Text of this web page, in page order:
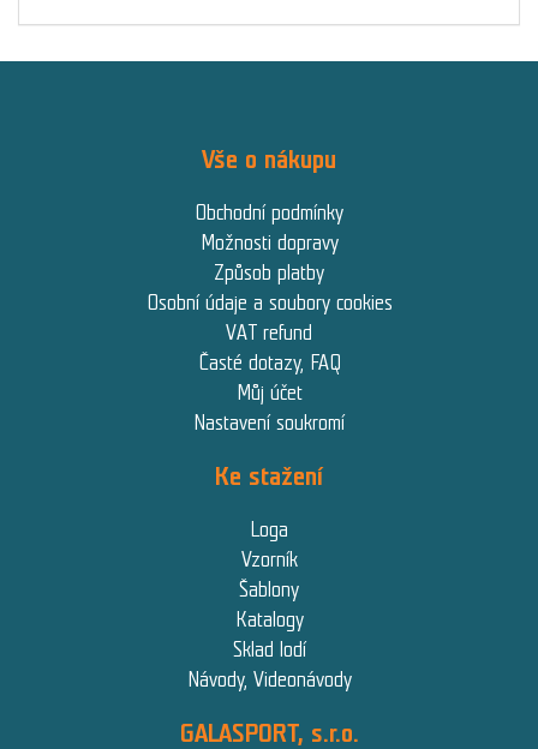
Vše o nákupu
Obchodní podmínky
Možnosti dopravy
Způsob platby
Osobní údaje a soubory cookies
VAT refund
Časté dotazy, FAQ
Můj účet
Nastavení soukromí
Ke stažení
Loga
Vzorník
Šablony
Katalogy
Sklad lodí
Návody, Videonávody
GALASPORT, s.r.o.